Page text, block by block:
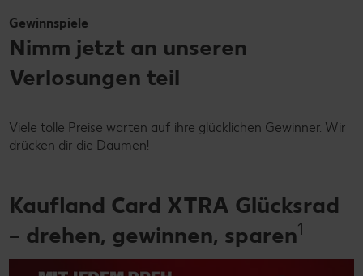
Gewinnspiele
Nimm jetzt an unseren
Verlosungen teil
Viele tolle Preise warten auf ihre glücklichen Gewinner. Wir
drücken dir die Daumen!
Kaufland Card XTRA Glücksrad
– drehen, gewinnen, sparen1